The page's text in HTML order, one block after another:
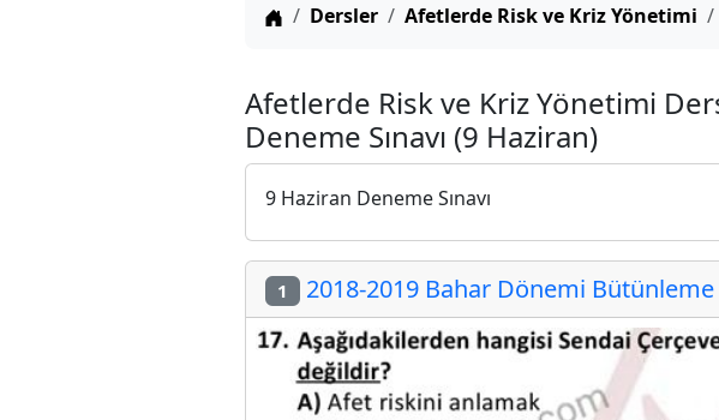
Anasayfa
Dersler Afetlerde Risk ve Kriz Yönetimi
Afetlerde Risk ve Kriz Yönetimi
Deneme Sınavı (9 Haziran)
9 Haziran Deneme Sınavı
1 2018-2019 Bahar Dönemi Bütünleme